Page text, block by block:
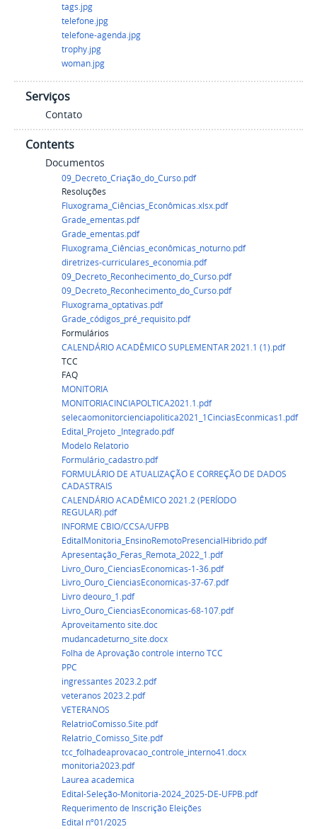
tags.jpg
telefone.jpg
telefone-agenda.jpg
trophy.jpg
woman.jpg
Serviços
Contato
Contents
Documentos
09_Decreto_Criação_do_Curso.pdf
Resoluções
Fluxograma_Ciências_Econômicas.xlsx.pdf
Grade_ementas.pdf
Grade_ementas.pdf
Fluxograma_Ciências_econômicas_noturno.pdf
diretrizes-curriculares_economia.pdf
09_Decreto_Reconhecimento_do_Curso.pdf
09_Decreto_Reconhecimento_do_Curso.pdf
Fluxograma_optativas.pdf
Grade_códigos_pré_requisito.pdf
Formulários
CALENDÁRIO ACADÊMICO SUPLEMENTAR 2021.1 (1).pdf
TCC
FAQ
MONITORIA
MONITORIACINCIAPOLTICA2021.1.pdf
selecaomonitorcienciapolitica2021_1CinciasEconmicas1.pdf
Edital_Projeto _Integrado.pdf
Modelo Relatorio
Formulário_cadastro.pdf
FORMULÁRIO DE ATUALIZAÇÃO E CORREÇÃO DE DADOS
CADASTRAIS
CALENDÁRIO ACADÊMICO 2021.2 (PERÍODO
REGULAR).pdf
INFORME CBIO/CCSA/UFPB
EditalMonitoria_EnsinoRemotoPresencialHibrido.pdf
Apresentação_Feras_Remota_2022_1.pdf
Livro_Ouro_CienciasEconomicas-1-36.pdf
Livro_Ouro_CienciasEconomicas-37-67.pdf
Livro deouro_1.pdf
Livro_Ouro_CienciasEconomicas-68-107.pdf
Aproveitamento site.doc
mudancadeturno_site.docx
Folha de Aprovação controle interno TCC
PPC
ingressantes 2023.2.pdf
veteranos 2023.2.pdf
VETERANOS
RelatrioComisso.Site.pdf
Relatrio_Comisso_Site.pdf
tcc_folhadeaprovacao_controle_interno41.docx
monitoria2023.pdf
Laurea academica
Edital-Seleção-Monitoria-2024_2025-DE-UFPB.pdf
Requerimento de Inscrição Eleições
Edital nº01/2025